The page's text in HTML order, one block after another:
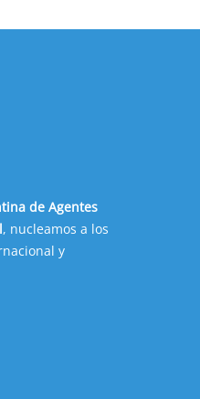
de Agentes
, nucleamos a los
y